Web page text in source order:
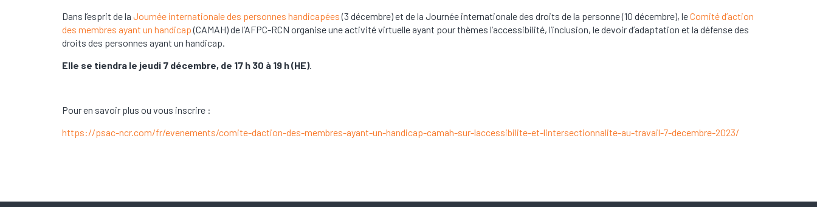
Dans l’esprit de la Journée internationale des personnes handicapées(3 décembre) et de la Journée internationale des droits de la personne (10 décembre), leComité d’action
des membres ayant un handicap(CAMAH) de l’AFPC-RCN organise une activité virtuelle ayant pour thèmes l’accessibilité, l’inclusion, le devoir d’adaptation et la défense des
droits des personnes ayant un handicap.
Elle se tiendra le jeudi 7 décembre, de 17 h 30 à 19 h (HE).
Pour en savoir plus ou vous inscrire :
https://psac-ncr.com/fr/evenements/comite-daction-des-membres-ayant-un-handicap-camah-sur-laccessibilite-et-lintersectionnalite-au-travail-7-decembre-2023/